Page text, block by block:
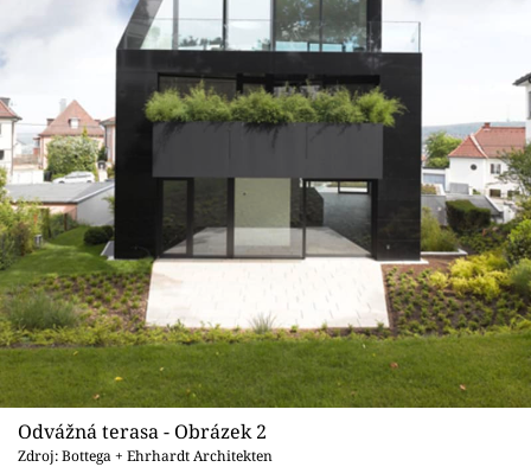
Odvážná terasa - Obrázek 2
Zdroj: Bottega + Ehrhardt Architekten